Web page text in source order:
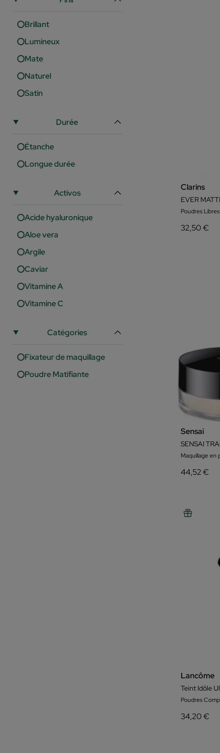
Sisley
Brillant
Lumineux
Mate
Naturel
Satin
Durée
Étanche
Longue durée
Activos
Acide hyaluronique
Aloe vera
Argile
Caviar
Vitamine A
Vitamine C
Catégories
Fixateur de maquillage
Poudre Matifiante
Clarins
EVER
Poudres Libres
32,50 €
Sensai
SENSAI
Maquillage en
44,52 €
Lancôme
Teint Idôle
Poudres
34,20 €